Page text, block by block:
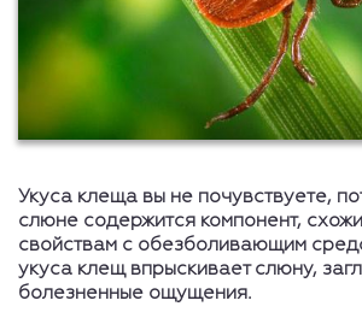
Укуса клеща вы не почувствуете,
слюне содержится компонент,
свойствам с обезболивающим
укуса клещ впрыскивает слюну,
болезненные ощущения.